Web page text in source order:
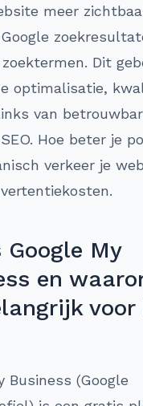
meer
Dit
optimalisatie,
van
Hoe beter je
verkeer je
My
en
voor
Business (Google